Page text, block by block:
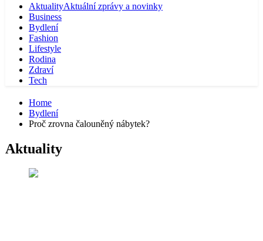
AktualityAktuální zprávy a novinky
Business
Bydlení
Fashion
Lifestyle
Rodina
Zdraví
Tech
Home
Bydlení
Proč zrovna čalouněný nábytek?
Aktuality